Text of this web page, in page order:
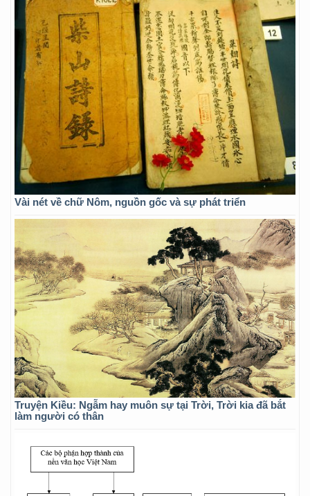
Vài nét về chữ Nôm, nguồn gốc và sự phát triển
Truyện Kiều: Ngẫm hay muôn sự tại Trời, Trời kia đã bắt
làm người có thân